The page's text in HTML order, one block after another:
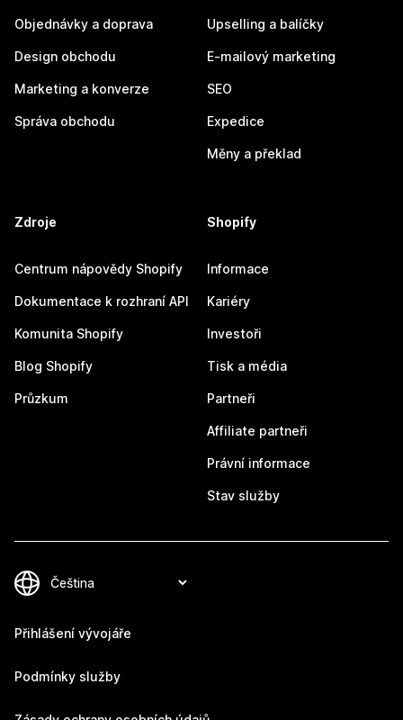
Objednávky a doprava
Design obchodu
Marketing a konverze
Správa obchodu
Upselling a balíčky
E-mailový marketing
SEO
Expedice
Měny a překlad
Zdroje
Centrum nápovědy Shopify
Dokumentace k rozhraní API
Komunita Shopify
Blog Shopify
Průzkum
Shopify
Informace
Kariéry
Investoři
Tisk a média
Partneři
Affiliate partneři
Právní informace
Stav služby
Přihlášení vývojáře
Podmínky služby